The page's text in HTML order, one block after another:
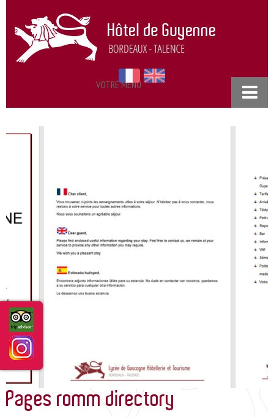
VOTRE MENU
TARIFS
ACCÈS & CONTACT
GUIDE DES SERVICES/ROOM DIRECTORY
Pages romm directory